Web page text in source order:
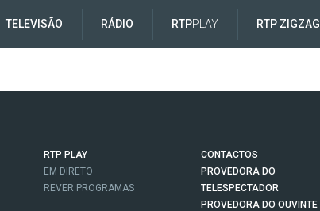
TELEVISÃO RÁDIO RTPPLAY RTP ZIGZAG
RTP PLAY
EM DIRETO
REVER PROGRAMAS
CONTACTOS
PROVEDORA DO
TELESPECTADOR
PROVEDORA DO OUVINTE